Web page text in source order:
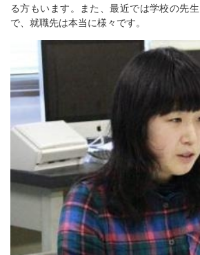
る方もいます。また、最近では学校の先
で、就職先は本当に様々です。